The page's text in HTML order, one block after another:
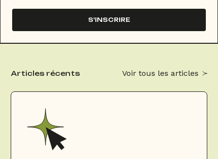
S'INSCRIRE
Articles récents Voir tous les articles